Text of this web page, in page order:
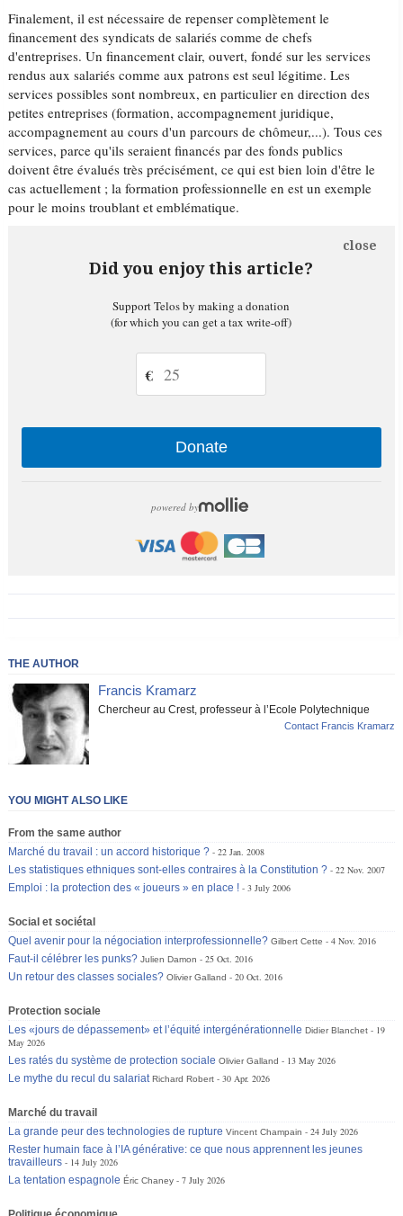
Finalement, il est nécessaire de repenser complètement le
financement des syndicats de salariés comme de chefs
d'entreprises. Un financement clair, ouvert, fondé sur les services
rendus aux salariés comme aux patrons est seul légitime. Les
services possibles sont nombreux, en particulier en direction des
petites entreprises (formation, accompagnement juridique,
accompagnement au cours d'un parcours de chômeur,...). Tous ces
services, parce qu'ils seraient financés par des fonds publics
doivent être évalués très précisément, ce qui est bien loin d'être le
cas actuellement ; la formation professionnelle en est un exemple
pour le moins troublant et emblématique.
Did you enjoy this article?
close
Support Telos by making a donation
(for which you can get a tax write-off)
€
Donate
powered by
THE AUTHOR
Francis Kramarz
Chercheur au Crest, professeur à l’Ecole Polytechnique
Contact Francis Kramarz
YOU MIGHT ALSO LIKE
From the same author
Marché du travail : un accord historique ?
22 Jan. 2008
Les statistiques ethniques sont-elles contraires à la Constitution ?
22 Nov. 2007
Emploi : la protection des « joueurs » en place !
3 July 2006
Social et sociétal
Quel avenir pour la négociation interprofessionnelle? Gilbert Cette
4 Nov. 2016
Faut-il célébrer les punks? Julien Damon
25 Oct. 2016
Un retour des classes sociales? Olivier Galland 20 Oct. 2016
Protection sociale
Les «jours de dépassement» et l’équité intergénérationnelle Didier Blanchet
19
May 2026
Les ratés du système de protection sociale Olivier Galland
13 May 2026
Le mythe du recul du salariat Richard Robert 30 Apr. 2026
Marché du travail
La grande peur des technologies de rupture Vincent Champain
24 July 2026
Rester humain face à l’IA générative: ce que nous apprennent les jeunes
travailleurs
14 July 2026
La tentation espagnole Éric Chaney 7 July 2026